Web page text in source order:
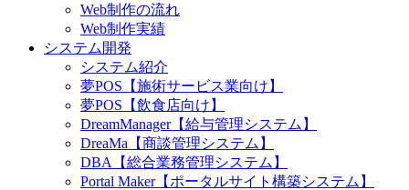
Web制作の流れ
Web制作実績
システム開発
システム紹介
夢POS【施術サービス業向け】
夢POS【飲食店向け】
DreamManager【給与管理システム】
DreaMa【商談管理システム】
DBA【総合業務管理システム】
Portal Maker【ポータルサイト構築システム】